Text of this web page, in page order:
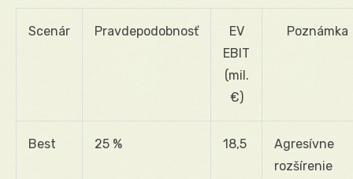
Scenár Pravdepodobnosť
EV
EBIT
(mil.
€)
Poznámka
Best 25 % 18,5
Agresívne
rozšírenie